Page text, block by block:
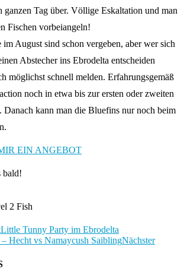
ganzen Tag über. Völlige Eskaltation und man
Fischen vorbeiangeln!
August sind schon vergeben, aber wer sich
Abstecher ins Ebrodelta entscheiden
möglichst schnell melden. Erfahrungsgemäß
noch in etwa bis zur ersten oder zweiten
Danach kann man die Bluefins nur noch beim
EIN ANGEBOT
bald!
2 Fish
Little Tunny Party im Ebrodelta
Hecht vs Namaycush SaiblingNächster